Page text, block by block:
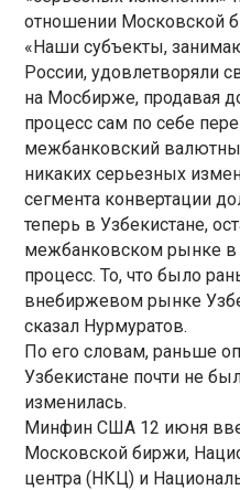
отношении Московской
«Наши субъекты,
России, удовлетворяли
на Мосбирже, продавая
процесс сам по себе
межбанковский
никаких серьезных
сегмента конвертации
теперь в Узбекистане,
межбанковском рынке
процесс. То, что было
внебиржевом рынке
сказал Нурмуратов.
По его словам, раньше
Узбекистане почти не
изменилась.
Минфин США 12 июня
Московской биржи,
центра (НКЦ) и